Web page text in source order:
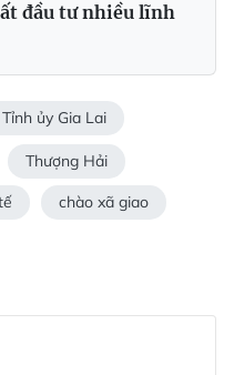
đầu tư nhiều lĩnh
ủy Gia Lai
Thượng Hải
chào xã giao